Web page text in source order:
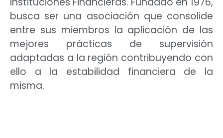
busca ser una asociación que consolide
entre sus miembros la aplicación de las
mejores prácticas de supervisión
adaptadas a la región contribuyendo con
ello a la estabilidad financiera de la
misma.